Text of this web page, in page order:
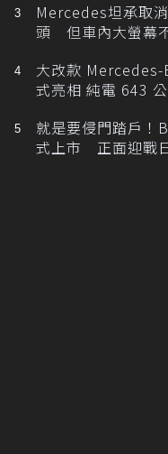
Mercedes坦承取
頭 但車內大螢幕
大改款 Mercedes-
式亮相 純電 643
就是要侵門踏戶！
式上市 正面迎戰